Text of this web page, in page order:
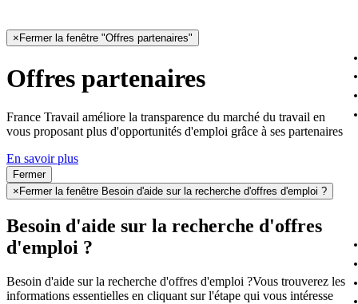
× Fermer la fenêtre "Offres partenaires"
Offres partenaires
France Travail améliore la transparence du marché du travail en
vous proposant plus d'opportunités d'emploi grâce à ses partenaires
En savoir plus
Fermer
× Fermer la fenêtre Besoin d'aide sur la recherche d'offres d'emploi ?
Besoin d'aide sur la recherche d'offres
d'emploi ?
Besoin d'aide sur la recherche d'offres d'emploi ?Vous trouverez les
informations essentielles en cliquant sur l'étape qui vous intéresse